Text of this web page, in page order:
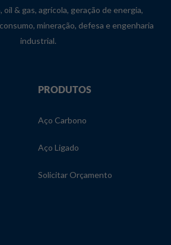
& gas, agrícola, geração de energia,
mineração, defesa e engenharia
industrial.
PRODUTOS
Aço Carbono
Aço Ligado
Solicitar Orçamento